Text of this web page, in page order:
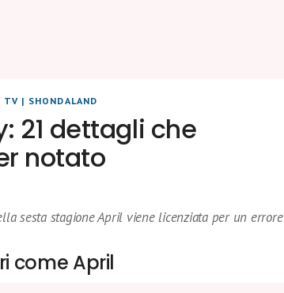
TV | SHONDALAND
21 dettagli che
notato
sesta stagione April viene licenziata per un errore
come April